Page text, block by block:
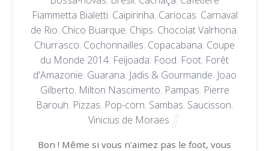
Fiammetta Bialetti, Caipirinha, Cariocas, Carnaval
de Rio, Chico Buarque, Chips, Chocolat Valrhona,
Churrasco, Cochonnailles, Copacabana, Coupe
du Monde 2014, Feijoada, Food, Foot, Forêt
d'Amazonie, Guarana, Jadis & Gourmande, Joao
Gilberto, Milton Nascimento, Pampas, Pierre
Barouh, Pizzas, Pop-corn, Sambas, Saucisson,
Vinicius de Moraes
Bon ! Même si vous n’aimez pas le foot, vous